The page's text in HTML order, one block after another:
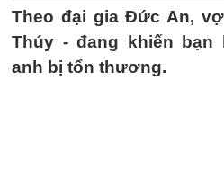
Theo đại gia Đức An,
Thúy - đang khiến bạn
anh bị tổn thương.